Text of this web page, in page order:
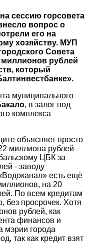
сессию горсовета
вопрос о
его на
хозяйству. МУП
Совета
миллионов рублей
который
муниципального
, в залог под
комплекса
объясняет просто
миллиона рублей –
ЦБК за
- заводу
есть ещё
на 20
По всем кредитам
без просрочек. Хотя
рублей, как
финансов и
мэрии города
так как кредит взят